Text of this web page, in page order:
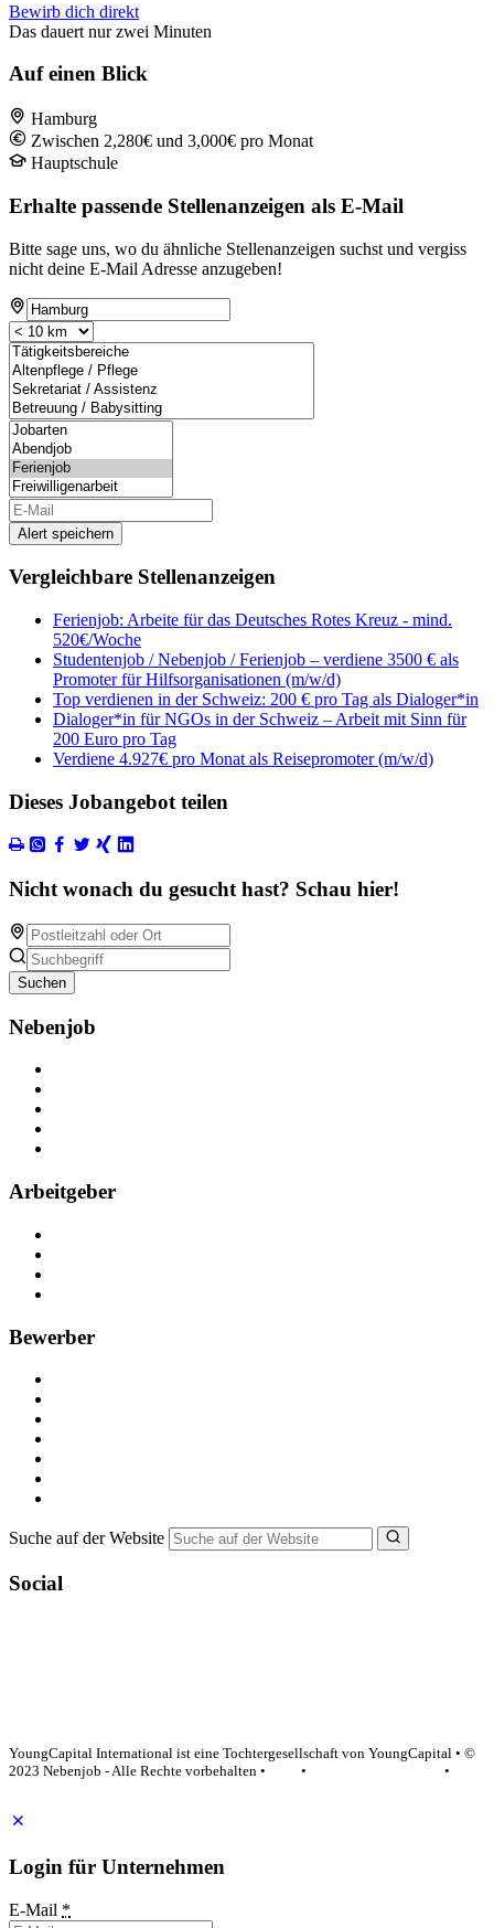
Bewirb dich direkt
Das dauert nur zwei Minuten
Auf einen Blick
Hamburg
Zwischen 2,280€ und 3,000€ pro Monat
Hauptschule
Erhalte passende Stellenanzeigen als E-Mail
Bitte sage uns, wo du ähnliche Stellenanzeigen suchst und vergiss
nicht deine E-Mail Adresse anzugeben!
Alert speichern
Vergleichbare Stellenanzeigen
Ferienjob: Arbeite für das Deutsches Rotes Kreuz - mind.
520€/Woche
Studentenjob / Nebenjob / Ferienjob – verdiene 3500 € als
Promoter für Hilfsorganisationen (m/w/d)
Top verdienen in der Schweiz: 200 € pro Tag als Dialoger*in
Dialoger*in für NGOs in der Schweiz – Arbeit mit Sinn für
200 Euro pro Tag
Verdiene 4.927€ pro Monat als Reisepromoter (m/w/d)
Dieses Jobangebot teilen
Nicht wonach du gesucht hast? Schau hier!
Suchen
Nebenjob
Arbeitgeber
Bewerber
Suche auf der Website
Social
YoungCapital International ist eine Tochtergesellschaft von YoungCapital • ©
2023 Nebenjob - Alle Rechte vorbehalten •
•
•
Login für Unternehmen
E-Mail *